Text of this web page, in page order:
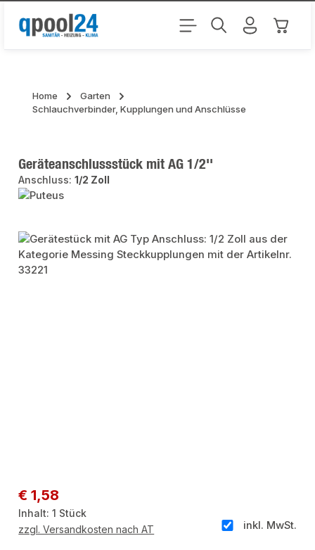
Zum Hauptinhalt springen
Home
Garten
Schlauchverbinder, Kupplungen und Anschlüsse
Geräteanschlussstück mit AG 1/2''
Anschluss:1/2 Zoll
Bildergalerie überspringen
Regulärer Preis:
€ 1,58
Inhalt:1 Stück
inkl. MwSt.
zzgl. Versandkosten nach AT